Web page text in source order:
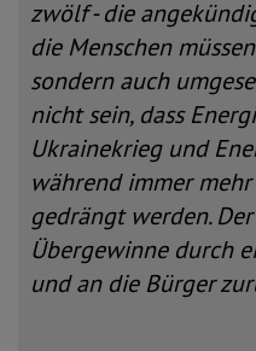
zwölf - die
die Menschen
sondern auch
nicht sein, dass
Ukrainekrieg und
während immer
gedrängt werden.
Übergewinne durch
und an die Bürger